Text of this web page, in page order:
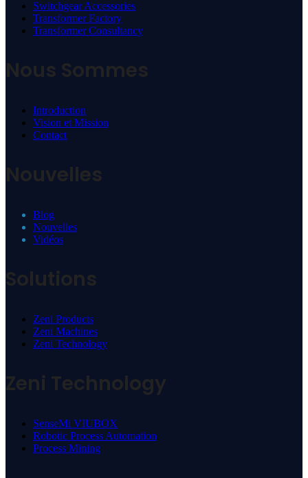
Switchgear Accessories
Transformer Factory
Transformer Consultancy
Nous Sommes
Introduction
Vision et Mission
Contact
Nouvelles
Blog
Nouvelles
Vidéos
Solutions
Zeni Products
Zeni Machines
Zeni Technology
Zeni Technology
SenseMi VIUBOX
Robotic Process Automation
Process Mining